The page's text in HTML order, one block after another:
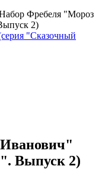
Фребеля "Мороз
2)
Выпуск 2)